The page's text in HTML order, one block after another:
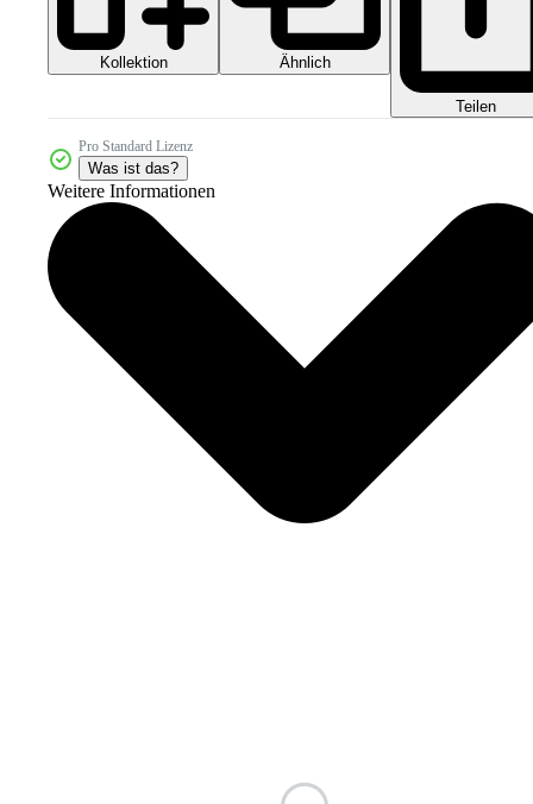
Kollektion Ähnlich
Teilen
Pro Standard Lizenz
Was ist das?
Weitere Informationen